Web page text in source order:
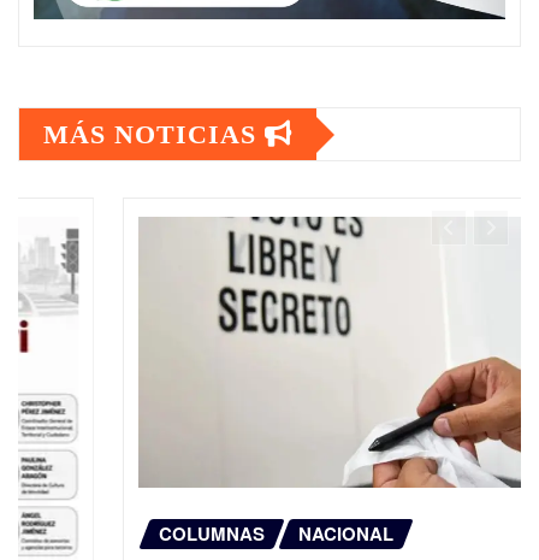
MÁS NOTICIAS
COLUMNAS NACIONAL